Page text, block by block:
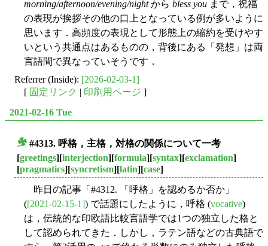
morning/afternoon/evening/nightから bless you まで，祝福
の表現が挨拶その他の口上となっている例が多いように
思います．高頻度の表現として形態上の縮約を受けやす
いという共通点はあるものの，背後にある「発想」は両
言語間で異なっていそうです．
Referrer (Inside): [2026-02-03-1]
[ 固定リンク | 印刷用ページ ]
2021-02-16 Tue
#4313. 呼格，主格，対格の関係について一考
[greetings][interjection][formula][syntax][exclamation]
[pragmatics][syncretism][latin][case]
昨日の記事「#4312. 「呼格」を認めるか否か」
([2021-02-15-1]) で話題にしたように，呼格 (vocative)
は，伝統的な印欧語比較言語学では1つの独立した格と
して認められてきた．しかし，ラテン語などの古典語で